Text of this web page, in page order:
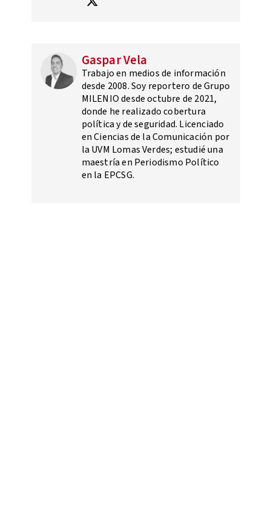
Gaspar Vela
Trabajo en medios de información
desde 2008. Soy reportero de Grupo
MILENIO desde octubre de 2021,
donde he realizado cobertura
política y de seguridad. Licenciado
en Ciencias de la Comunicación por
la UVM Lomas Verdes; estudié una
maestría en Periodismo Político
en la EPCSG.